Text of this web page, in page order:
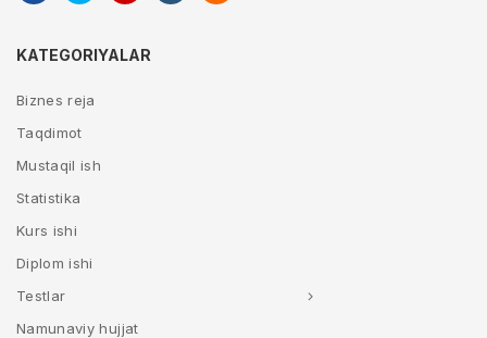
KATEGORIYALAR
Biznes reja
Taqdimot
Mustaqil ish
Statistika
Kurs ishi
Diplom ishi
Testlar
Namunaviy hujjat